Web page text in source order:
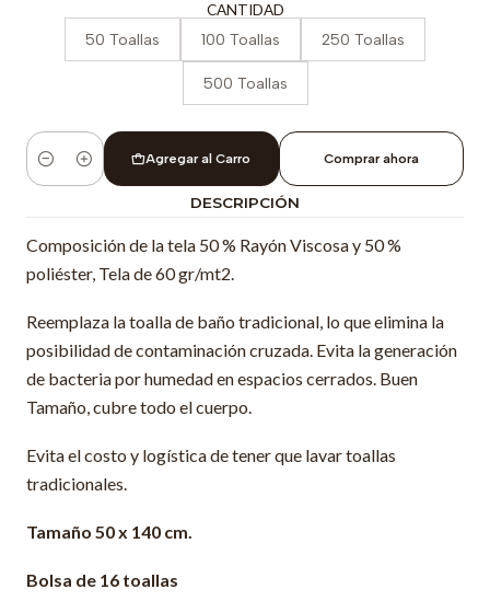
CANTIDAD
50 Toallas 100 Toallas 250 Toallas
500 Toallas
Cantidad
Agregar al Carro Comprar ahora
DESCRIPCIÓN
Composición de la tela 50 % Rayón Viscosa y 50 %
poliéster, Tela de 60 gr/mt2.
Reemplaza la toalla de baño tradicional, lo que elimina la
posibilidad de contaminación cruzada. Evita la generación
de bacteria por humedad en espacios cerrados. Buen
Tamaño, cubre todo el cuerpo.
Evita el costo y logística de tener que lavar toallas
tradicionales.
Tamaño 50 x 140 cm.
Bolsa de 16 toallas